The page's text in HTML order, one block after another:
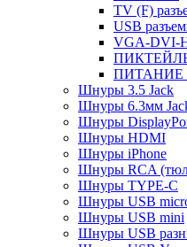
TV (F)
USB
VGA-DVI-
ПИТАНИЕ
Шнуры 3.5 Jack
Шнуры 6.3мм
Шнуры
Шнуры HDMI
Шнуры iPhone
Шнуры RCA
Шнуры TYPE-C
Шнуры USB
Шнуры USB mini
Шнуры USB